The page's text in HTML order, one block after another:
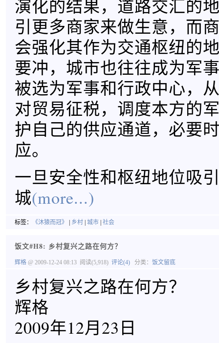
演化的结果，道路交汇的
引更多商家来做生意，而
会强化其作为交通枢纽的
要冲，城市也往往成为军
被选为军事和行政中心，
对贸易征税，调度本方的
护自己的供应通道，必要
应。
一旦安全性和枢纽地位吸
城(more...)
标签： 《沐猿而冠》 乡村 城市 社会
饭文#H8: 乡村复兴之路在何方？
辉格 @ 2009-12-24 08:13 阅读(5,918) 评论(4) 分类： 饭文留底
乡村复兴之路在何方？
辉格
2009年12月23日